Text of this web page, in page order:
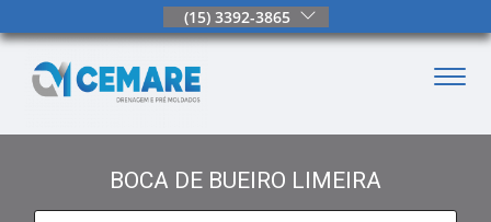
(15) 3392-3865
BOCA DE BUEIRO LIMEIRA